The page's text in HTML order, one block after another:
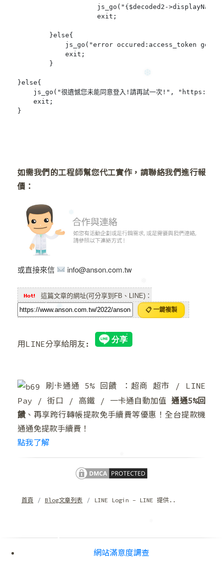
js_go("{$decoded2->displayName}
                    exit;
        }else{
js_go("error occured:access_token gone!
            exit;
        }
}else{
js_go("很遺憾您未能同意登入!請再試一次!", "https://
    exit;
}
如需我們的工程師幫您代工實作，請聯絡我們進行報
價：
或直接來信 info@anson.com.tw
這篇文章的網址(可分享到FB、LINE)：
📋 一鍵複製
用LINE分享給朋友:
刷卡通通 5% 回饋 ：超商 超市 / LINE
Pay / 街口 / 高鐵 / 一卡通自動加值通通5%回
饋、再享跨行轉帳提款免手續費等優惠！全台提款機
通通免提款手續費！
點我了解
首頁 Blog文章列表 LINE Login – LINE 提供..
網站滿意度調查
❆
❆